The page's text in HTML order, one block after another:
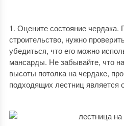
Оцените состояние чердака.
строительство, нужно
убедиться, что его можно
мансарды. Не забывайте, что
высоты потолка на чердаке,
подходящих лестниц является